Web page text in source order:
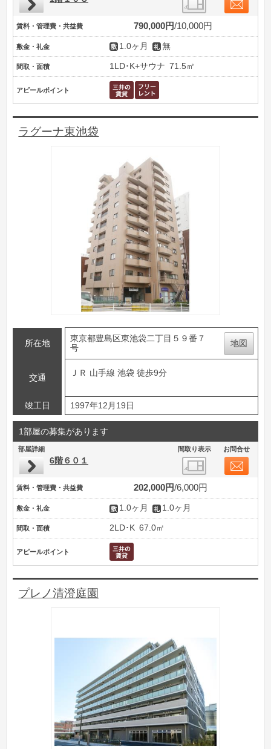
賃料・管理費・共益費 790,000円 10,000円
敷金・礼金 1.0ヶ月 無
間取・面積 1LD･K+サウナ 71.5㎡
アピールポイント
ラグーナ東池袋
所在地
東京都豊島区東池袋二丁目５９番７
号
地図
交通
ＪＲ 山手線 池袋 徒歩9分
竣工日 1997年12月19日
1部屋の募集があります
部屋詳細 間取り表示 お問合せ
6階６０１
賃料・管理費・共益費 202,000円 6,000円
敷金・礼金 1.0ヶ月 1.0ヶ月
間取・面積 2LD･K 67.0㎡
アピールポイント
プレノ清澄庭園